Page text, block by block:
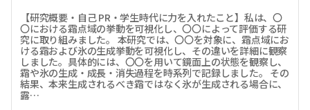
【研究概要・自己 PR・学生時代に力を入れたこと】私は、〇
〇における霜点域の挙動を可視化し、〇〇によって評価する研
究に取り組みました。 本研究では、〇〇を対象に、霜点域にお
ける霜および氷の生成挙動を可視化し、その違いを詳細に観察
しました。具体的には、〇〇を用いて鏡面上の状態を観察し、
霜や氷の生成・成長・消失過程を時系列で記録しました。 その
結果、本来生成されるべき霜ではなく氷が生成される場合に、
露…